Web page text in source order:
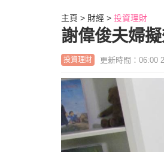
主頁 財經 投資理財
謝偉俊夫婦
投資理財 更新時間：06:00